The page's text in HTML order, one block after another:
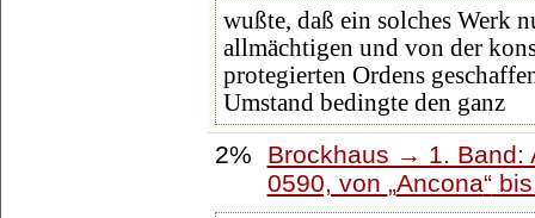
wußte, daß ein solches Werk
allmächtigen und von der
protegierten Ordens
Umstand bedingte den ganz
2%
Brockhaus → 1. Band:
0590, von Ancona